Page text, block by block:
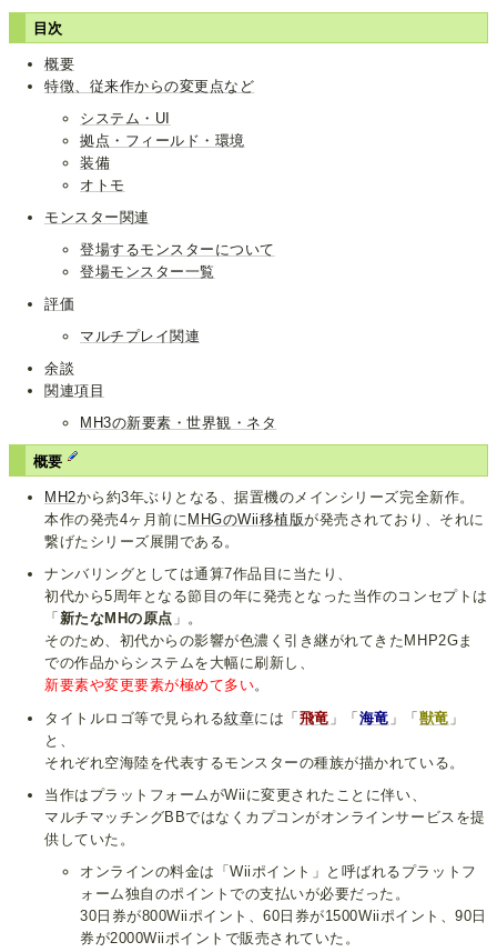
目次
概要
特徴、従来作からの変更点など
システム・UI
拠点・フィールド・環境
装備
オトモ
モンスター関連
登場するモンスターについて
登場モンスター一覧
評価
マルチプレイ関連
余談
関連項目
MH3の新要素・世界観・ネタ
概要
MH2から約3年ぶりとなる、据置機のメインシリーズ完全新作。
本作の発売4ヶ月前に MHGのWii移植版が発売されており、それに
繋げたシリーズ展開である。
ナンバリングとしては通算7作品目に当たり、
初代から5周年となる節目の年に発売となった当作のコンセプトは
「 新たなMHの原点 」。
そのため、初代からの影響が色濃く引き継がれてきたMHP2Gま
での作品からシステムを大幅に刷新し、
新要素や変更要素が極めて多い。
タイトルロゴ等で見られる紋章には「飛竜 」「海竜 」「獣竜 」
と、
それぞれ空海陸を代表するモンスターの種族が描かれている。
当作はプラットフォームがWiiに変更されたことに伴い、
マルチマッチングBBではなくカプコンがオンラインサービスを提
供していた。
オンラインの料金は「Wiiポイント」と呼ばれるプラットフ
ォーム独自のポイントでの支払いが必要だった。
30日券が800Wiiポイント、60日券が1500Wiiポイント、90日
券が2000Wiiポイントで販売されていた。